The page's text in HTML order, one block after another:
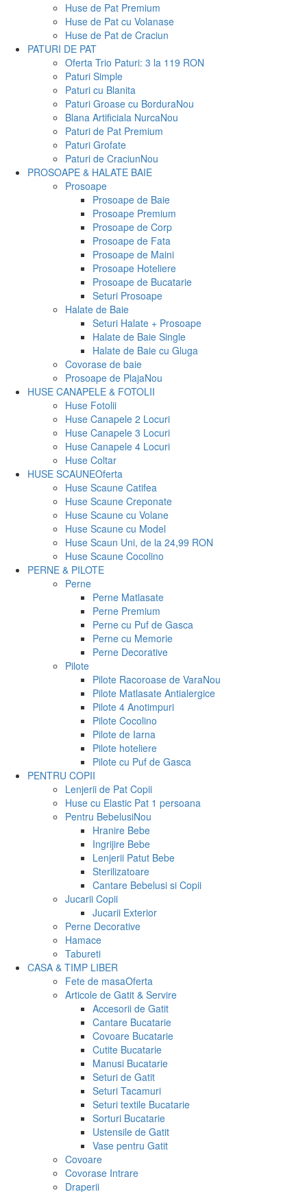
Huse de Pat Premium
Huse de Pat cu Volanase
Huse de Pat de Craciun
PATURI DE PAT
Oferta Trio Paturi: 3 la 119 RON
Paturi Simple
Paturi cu Blanita
Paturi Groase cu BorduraNou
Blana Artificiala NurcaNou
Paturi de Pat Premium
Paturi Grofate
Paturi de CraciunNou
PROSOAPE & HALATE BAIE
Prosoape
Prosoape de Baie
Prosoape Premium
Prosoape de Corp
Prosoape de Fata
Prosoape de Maini
Prosoape Hoteliere
Prosoape de Bucatarie
Seturi Prosoape
Halate de Baie
Seturi Halate + Prosoape
Halate de Baie Single
Halate de Baie cu Gluga
Covorase de baie
Prosoape de PlajaNou
HUSE CANAPELE & FOTOLII
Huse Fotolii
Huse Canapele 2 Locuri
Huse Canapele 3 Locuri
Huse Canapele 4 Locuri
Huse Coltar
HUSE SCAUNEOferta
Huse Scaune Catifea
Huse Scaune Creponate
Huse Scaune cu Volane
Huse Scaune cu Model
Huse Scaun Uni, de la 24,99 RON
Huse Scaune Cocolino
PERNE & PILOTE
Perne
Perne Matlasate
Perne Premium
Perne cu Puf de Gasca
Perne cu Memorie
Perne Decorative
Pilote
Pilote Racoroase de VaraNou
Pilote Matlasate Antialergice
Pilote 4 Anotimpuri
Pilote Cocolino
Pilote de Iarna
Pilote hoteliere
Pilote cu Puf de Gasca
PENTRU COPII
Lenjerii de Pat Copii
Huse cu Elastic Pat 1 persoana
Pentru BebelusiNou
Hranire Bebe
Ingrijire Bebe
Lenjerii Patut Bebe
Sterilizatoare
Cantare Bebelusi si Copii
Jucarii Copii
Jucarii Exterior
Perne Decorative
Hamace
Tabureti
CASA & TIMP LIBER
Fete de masaOferta
Articole de Gatit & Servire
Accesorii de Gatit
Cantare Bucatarie
Covoare Bucatarie
Cutite Bucatarie
Manusi Bucatarie
Seturi de Gatit
Seturi Tacamuri
Seturi textile Bucatarie
Sorturi Bucatarie
Ustensile de Gatit
Vase pentru Gatit
Covoare
Covorase Intrare
Draperii